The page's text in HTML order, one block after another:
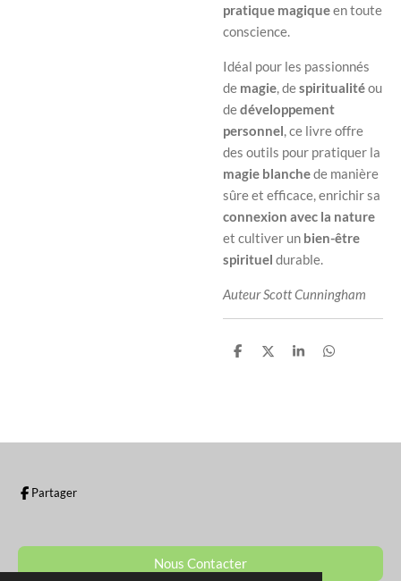
pratique magiqueen toute
conscience.
Idéal pour les passionnés
de magie, despiritualitéou
dedéveloppement
personnel, ce livre offre
des outils pour pratiquer la
magie blanchede manière
sûre et efficace, enrichir sa
connexion avec la nature
et cultiver un bien-être
spirituel durable.
Auteur Scott Cunningham
P
P
P
P
Partager
Nous Contacter